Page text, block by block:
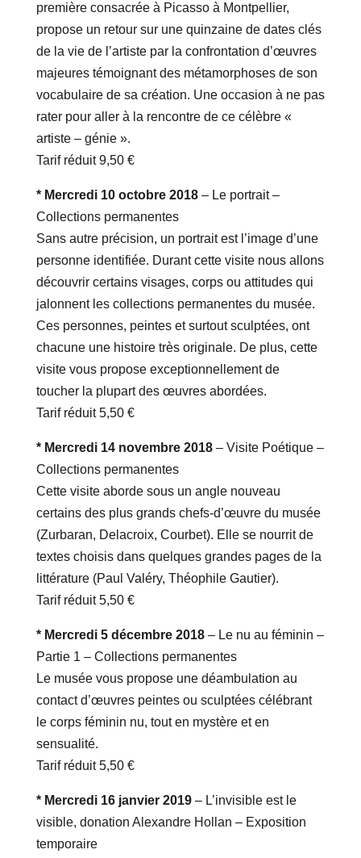
première consacrée à Picasso à Montpellier,
propose un retour sur une quinzaine de dates clés
de la vie de l’artiste par la confrontation d’œuvres
majeures témoignant des métamorphoses de son
vocabulaire de sa création. Une occasion à ne pas
rater pour aller à la rencontre de ce célèbre «
artiste – génie ».
Tarif réduit 9,50 €
* Mercredi 10 octobre 2018– Le portrait –
Collections permanentes
Sans autre précision, un portrait est l’image d’une
personne identifiée. Durant cette visite nous allons
découvrir certains visages, corps ou attitudes qui
jalonnent les collections permanentes du musée.
Ces personnes, peintes et surtout sculptées, ont
chacune une histoire très originale. De plus, cette
visite vous propose exceptionnellement de
toucher la plupart des œuvres abordées.
Tarif réduit 5,50 €
* Mercredi 14 novembre 2018– Visite Poétique –
Collections permanentes
Cette visite aborde sous un angle nouveau
certains des plus grands chefs-d’œuvre du musée
(Zurbaran, Delacroix, Courbet). Elle se nourrit de
textes choisis dans quelques grandes pages de la
littérature (Paul Valéry, Théophile Gautier).
Tarif réduit 5,50 €
* Mercredi 5 décembre 2018– Le nu au féminin –
Partie 1 – Collections permanentes
Le musée vous propose une déambulation au
contact d’œuvres peintes ou sculptées célébrant
le corps féminin nu, tout en mystère et en
sensualité.
Tarif réduit 5,50 €
* Mercredi 16 janvier 2019– L’invisible est le
visible, donation Alexandre Hollan – Exposition
temporaire